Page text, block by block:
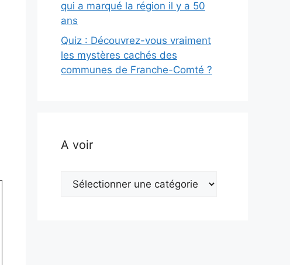
qui a marqué la région il y a 50
ans
Quiz : Découvrez-vous vraiment
les mystères cachés des
communes de Franche-Comté ?
A voir
voir